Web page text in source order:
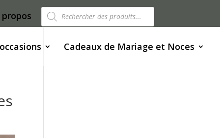
propos Recherche
de
produits
Cadeaux de Mariage et Noces